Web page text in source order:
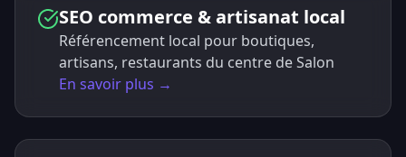
SEO commerce & artisanat local
Référencement local pour boutiques,
artisans, restaurants du centre de Salon
En savoir plus →